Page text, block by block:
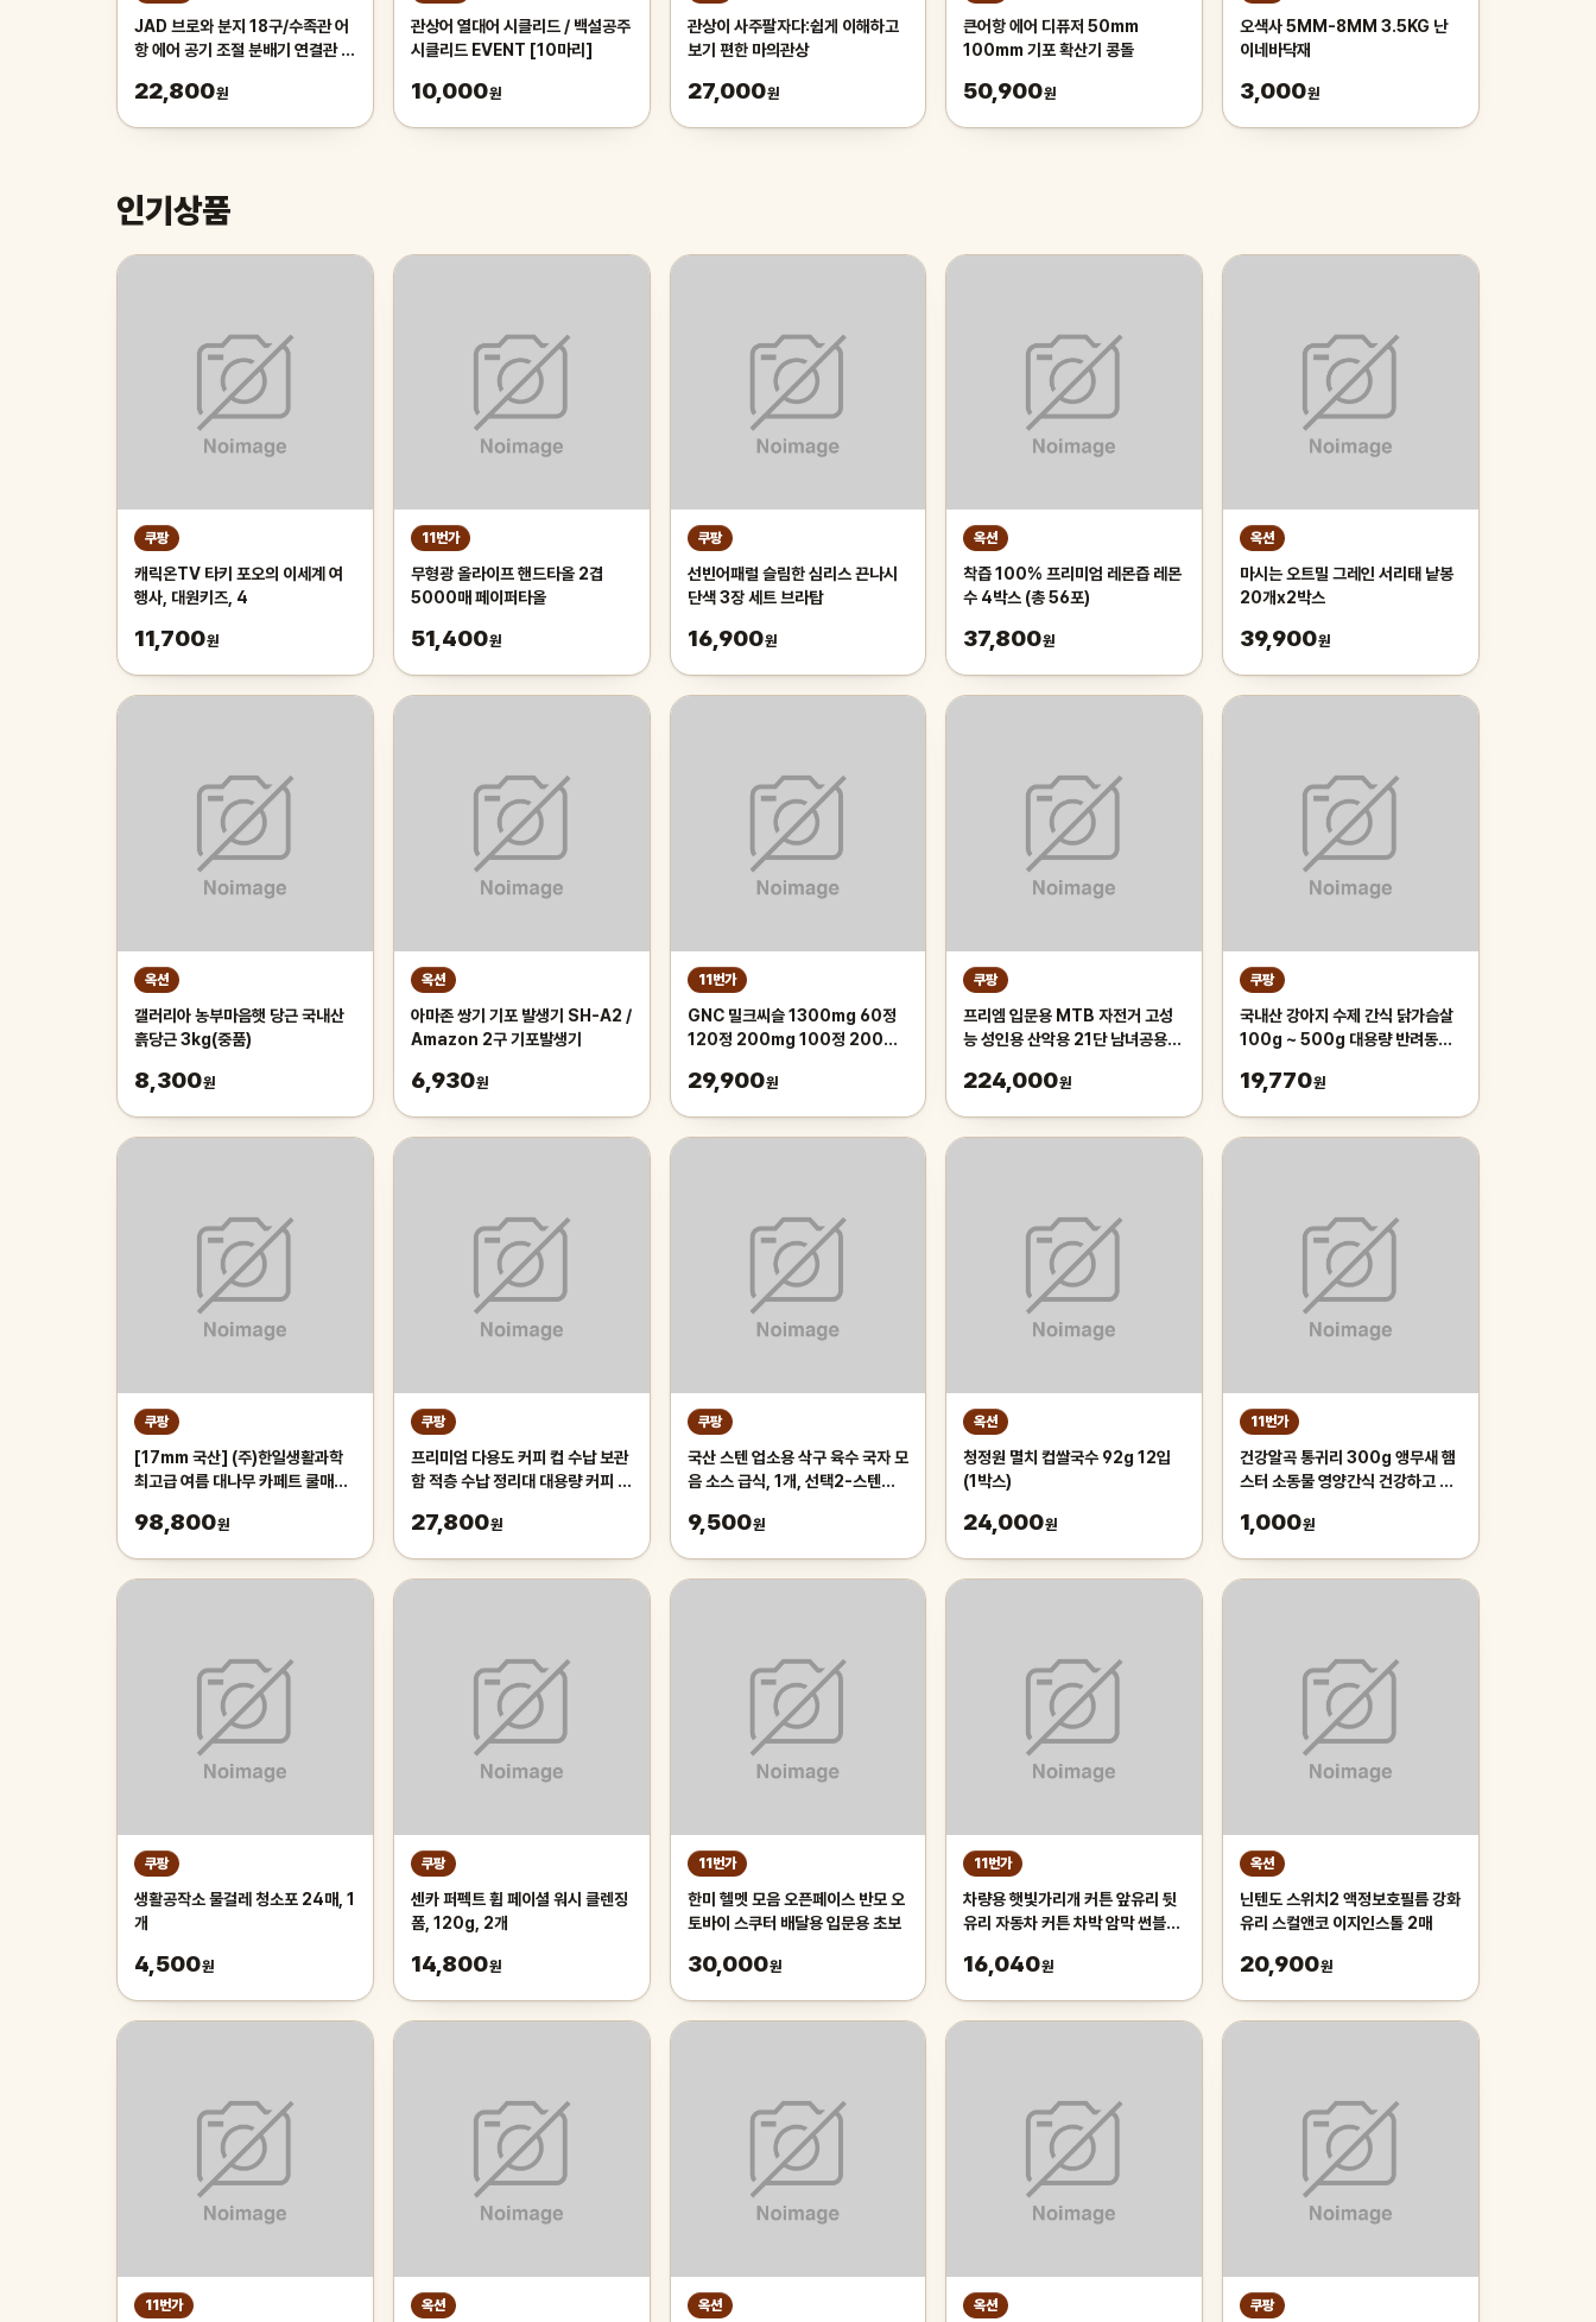
JAD 브로와 분지 18구/수족관 어
항 에어 공기 조절 분배기 연결관 축
어
22,800원
관상어 열대어 시클리드 / 백설공주
시클리드 EVENT [10마리]
10,000원
관상이 사주팔자다:쉽게 이해하고
보기 편한 마의관상
27,000원
큰어항 에어 디퓨저 50mm
100mm 기포 확산기 콩돌
50,900원
오색사 5MM-8MM 3.5KG 난
이네바닥재
3,000원
인기상품
쿠팡
캐릭온TV 타키 포오의 이세계 여
행사, 대원키즈, 4
11,700원
11번가
무형광 올라이프 핸드타올 2겹
5000매 페이퍼타올
51,400원
쿠팡
선빈어패럴 슬림한 심리스 끈나시
단색 3장 세트 브라탑
16,900원
옥션
착즙 100% 프리미엄 레몬즙 레몬
수 4박스 (총 56포)
37,800원
옥션
마시는 오트밀 그레인 서리태 낱봉
20개x2박스
39,900원
옥션
갤러리아 농부마음햇 당근 국내산
흙당근 3kg(중품)
8,300원
옥션
아마존 쌍기 기포 발생기 SH-A2 /
Amazon 2구 기포발생기
6,930원
11번가
GNC 밀크씨슬 1300mg 60정
120정 200mg 100정 200정
29,900원
쿠팡
프리엠 입문용 MTB 자전거 고성
능 성인용 산악용 21단 남녀공용
175cm, 그레이 오렌지/21단/26
224,000원
쿠팡
국내산 강아지 수제 간식 닭가슴살
100g ~ 500g 대용량 반려동물
개
19,770원
쿠팡
[17mm 국산] (주)한일생활과학
최고급 여름 대나무 카페트 쿨매트
실 침대 장판 자리_두꺼운 폭신한
98,800원
쿠팡
프리미엄 다용도 커피 컵 수납 보관
함 적층 수납 정리대 대용량 커피 트
27,800원
쿠팡
국산 스텐 업소용 삭구 육수 국자 모
음 소스 급식, 1개, 선택2-스텐파
9,500원
옥션
청정원 멸치 컵쌀국수 92g 12입
(1박스)
24,000원
11번가
건강알곡 통귀리 300g 앵무새 햄
스터 소동물 영양간식 건강하고 깨
1,000원
쿠팡
생활공작소 물걸레 청소포 24매, 1
개
4,500원
쿠팡
센카 퍼펙트 휩 페이셜 워시 클렌징
폼, 120g, 2개
14,800원
11번가
한미 헬멧 모음 오픈페이스 반모 오
토바이 스쿠터 배달용 입문용 초보
30,000원
11번가
차량용 햇빛가리개 커튼 앞유리 뒷
유리 자동차 커튼 차박 암막 썬블라
유리햇
16,040원
옥션
닌텐도 스위치2 액정보호필름 강화
유리 스컬앤코 이지인스톨 2매
20,900원
11번가 옥션 옥션 옥션 쿠팡